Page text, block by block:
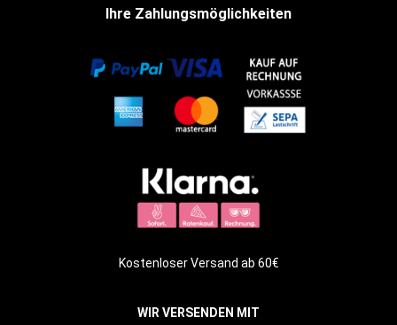
Ihre Zahlungsmöglichkeiten
Kostenloser Versand ab 60€
WIR VERSENDEN MIT